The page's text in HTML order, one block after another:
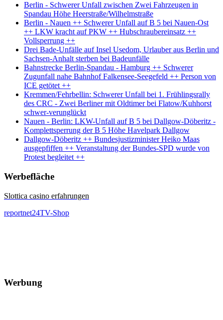
Berlin - Schwerer Unfall zwischen Zwei Fahrzeugen in
Spandau Höhe Heerstraße/Wilhelmstraße
Berlin - Nauen ++ Schwerer Unfall auf B 5 bei Nauen-Ost
++ LKW kracht auf PKW ++ Hubschraubereinsatz ++
Vollsperrung ++
Drei Bade-Unfälle auf Insel Usedom, Urlauber aus Berlin und
Sachsen-Anhalt sterben bei Badeunfälle
Bahnstrecke Berlin-Spandau - Hamburg ++ Schwerer
Zugunfall nahe Bahnhof Falkensee-Seegefeld ++ Person von
ICE getötet ++
Kremmen/Fehrbellin: Schwerer Unfall bei 1. Frühlingsrally
des CRC - Zwei Berliner mit Oldtimer bei Flatow/Kuhhorst
schwer-verunglückt
Nauen - Berlin: LKW-Unfall auf B 5 bei Dallgow-Döberitz -
Komplettsperrung der B 5 Höhe Havelpark Dallgow
Dallgow-Döberitz ++ Bundesjustizminister Heiko Maas
ausgepfiffen ++ Veranstaltung der Bundes-SPD wurde von
Protest begleitet ++
Werbefläche
Slottica casino erfahrungen
reportnet24TV-Shop
Werbung